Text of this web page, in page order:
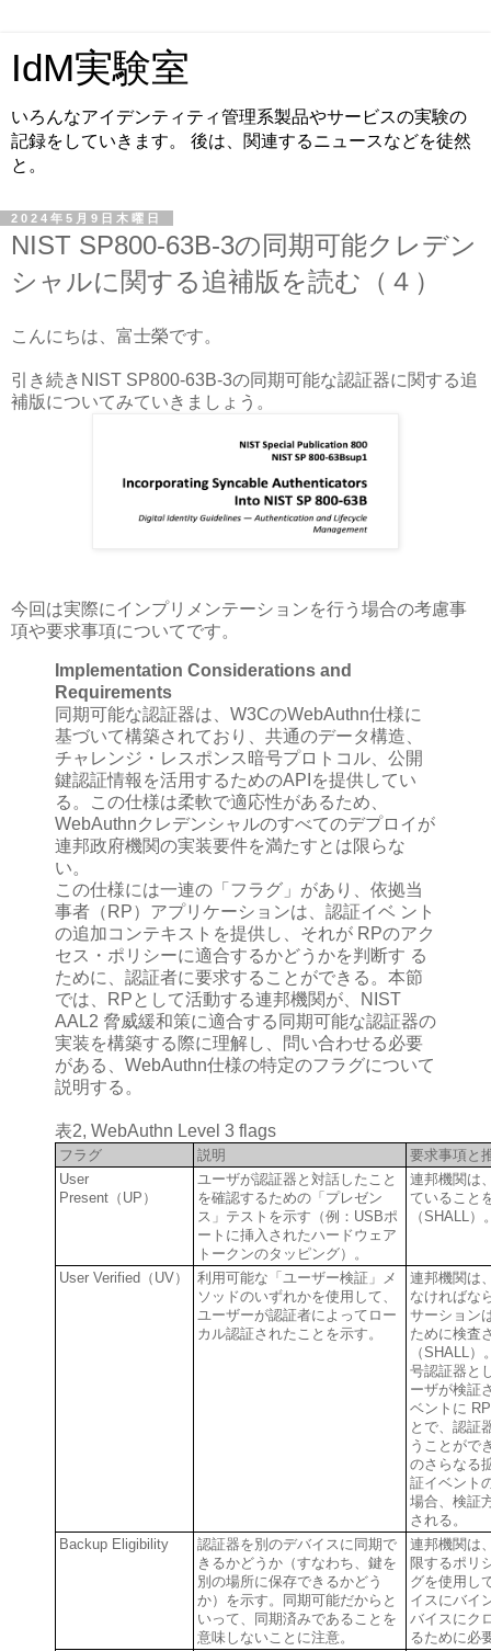
IdM実験室
いろんなアイデンティティ管理系製品やサービスの実験の
記録をしていきます。 後は、関連するニュースなどを徒然
と。
2024年5月9日木曜日
NIST SP800-63B-3の同期可能クレデン
シャルに関する追補版を読む（４）
こんにちは、富士榮です。
引き続きNIST SP800-63B-3の同期可能な認証器に関する追
補版についてみていきましょう。
今回は実際にインプリメンテーションを行う場合の考慮事
項や要求事項についてです。
Implementation Considerations and
Requirements
同期可能な認証器は、W3CのWebAuthn仕様に
基づいて構築されており、共通のデータ構造、
チャレンジ・レスポンス暗号プロトコル、公開
鍵認証情報を活用するためのAPIを提供してい
る。この仕様は柔軟で適応性があるため、
WebAuthnクレデンシャルのすべてのデプロイが
連邦政府機関の実装要件を満たすとは限らな
い。
この仕様には一連の「フラグ」があり、依拠当
事者（RP）アプリケーションは、認証イベ ント
の追加コンテキストを提供し、それが RPのアク
セス・ポリシーに適合するかどうかを判断す る
ために、認証者に要求することができる。本節
では、RPとして活動する連邦機関が、NIST
AAL2 脅威緩和策に適合する同期可能な認証器の
実装を構築する際に理解し、問い合わせる必要
がある、WebAuthn仕様の特定のフラグについて
説明する。
表2, WebAuthn Level 3 flags
フラグ 説明
要求事項と
User
Present（UP）
ユーザが認証器と対話したこと
を確認するための「プレゼン
ス」テストを示す（例：USBポ
ートに挿入されたハードウェア
トークンのタッピング）。
連邦機関は
ていること
（SHALL
User Verified（UV）
利用可能な「ユーザー検証」メ
ソッドのいずれかを使用して、
ユーザーが認証者によってロー
カル認証されたことを示す。
連邦機関は
なければな
サーション
ために検査
（SHALL
号認証器と
ーザが検証
ベントに
とで、認証
うことがで
のさらなる
証イベント
場合、検証
される。
Backup Eligibility
認証器を別のデバイスに同期で
きるかどうか（すなわち、鍵を
別の場所に保存できるかどう
か）を示す。同期可能だからと
いって、同期済みであることを
意味しないことに注意。
連邦機関は
限するポリ
グを使用し
イスにバイ
バイスにク
るために必